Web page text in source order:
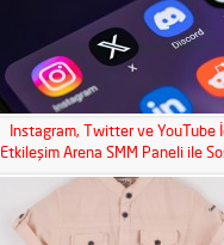
Instagram, Twitter ve YouTube
Etkileşim Arena SMM Paneli ile
Medya Gücünüzü Artırın!